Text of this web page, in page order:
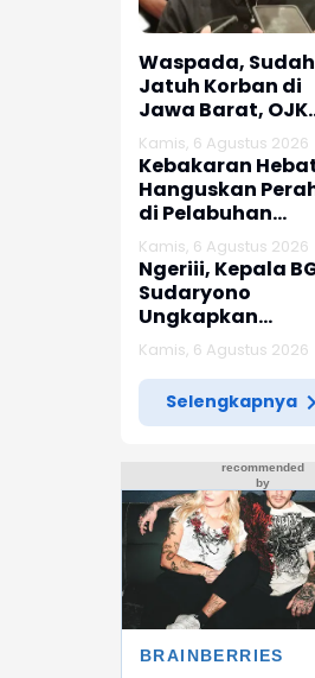
Waspada, Sudah
Jatuh Korban di
Jawa Barat, OJK
dan Polisi Ungkap
Dugaan
Modus Titip Limit
Paylater
Kamis, 6 Agustus 2026
Kebakaran
Hanguskan
di Pelabuhan
Karangsong
Indramayu
Kamis, 6 Agustus 2026
Ngeriii, Kepala
Sudaryono
Ungkapkan
Diketemukan Ada
Juta Data Ganda
Siswa Penerima
Kamis, 6 Agustus 2026
Selengkapnya